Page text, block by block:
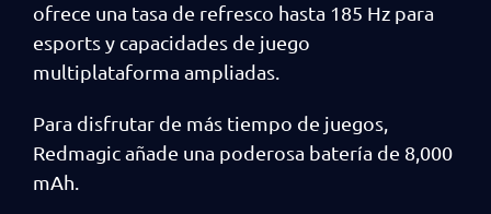
ofrece una tasa de refresco hasta 185 Hz para
esports y capacidades de juego
multiplataforma ampliadas.
Para disfrutar de más tiempo de juegos,
Redmagic añade una poderosa batería de 8,000
mAh.